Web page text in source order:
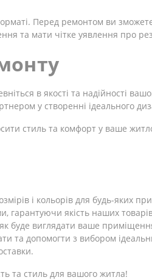
Перед ремонтом ви
та мати чітке уявлення про
в якості та надійності
у створенні ідеального
стиль та комфорт у ваше
і кольорів для будь-яких
гарантуючи якість наших
буде виглядати ваше
та допомогти з вибором
та стиль для вашого житла!